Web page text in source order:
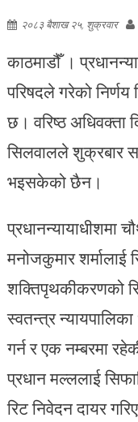
२०८३ बैशाख २५, शुक्रवार
काठमाडौँ ।
परिषदले गरेको निर्णय
छ। वरिष्ठ अधिवक्ता
सिलवालले शुक्रबार
भइसकेको छैन।
प्रधानन्यायाधीशमा
मनोजकुमार शर्मालाई
शक्तिपृथकीकरणको
स्वतन्त्र
गर्न र एक नम्बरमा
प्रधान मल्ललाई
रिट निवेदन दायर